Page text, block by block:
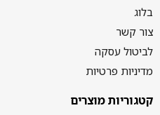
בלוג
צור קשר
לביטול עסקה
מדיניות פרטיות
קטגוריות מוצרים